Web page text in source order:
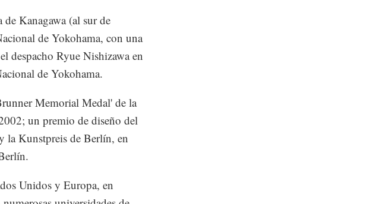
Kanagawa (al sur de
de Yokohama, con una
despacho Ryue Nishizawa en
de Yokohama.
Memorial Medal' de la
un premio de diseño del
la Kunstpreis de Berlín, en
Unidos y Europa, en